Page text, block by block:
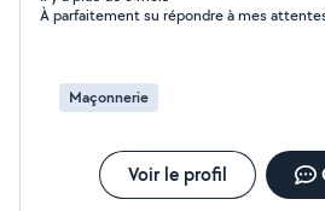
À parfaitement su répondre à mes
Maçonnerie
Voir le profil